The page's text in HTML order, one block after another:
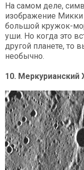
На самом деле,
изображение
большой кружок-
уши. Но когда это
другой планете, то
необычно.
10. Меркурианский